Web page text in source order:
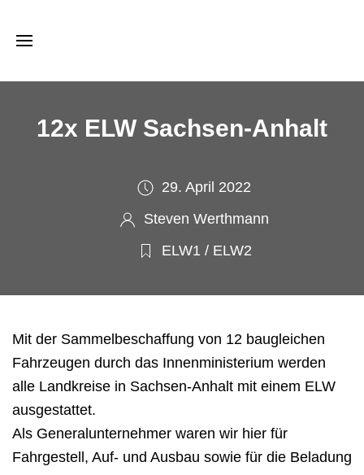
12x ELW Sachsen-Anhalt
29. April 2022
Steven Werthmann
ELW1 / ELW2
Mit der Sammelbeschaffung von 12 baugleichen
Fahrzeugen durch das Innenministerium werden
alle Landkreise in Sachsen-Anhalt mit einem ELW
ausgestattet.
Als Generalunternehmer waren wir hier für
Fahrgestell, Auf- und Ausbau sowie für die Beladung